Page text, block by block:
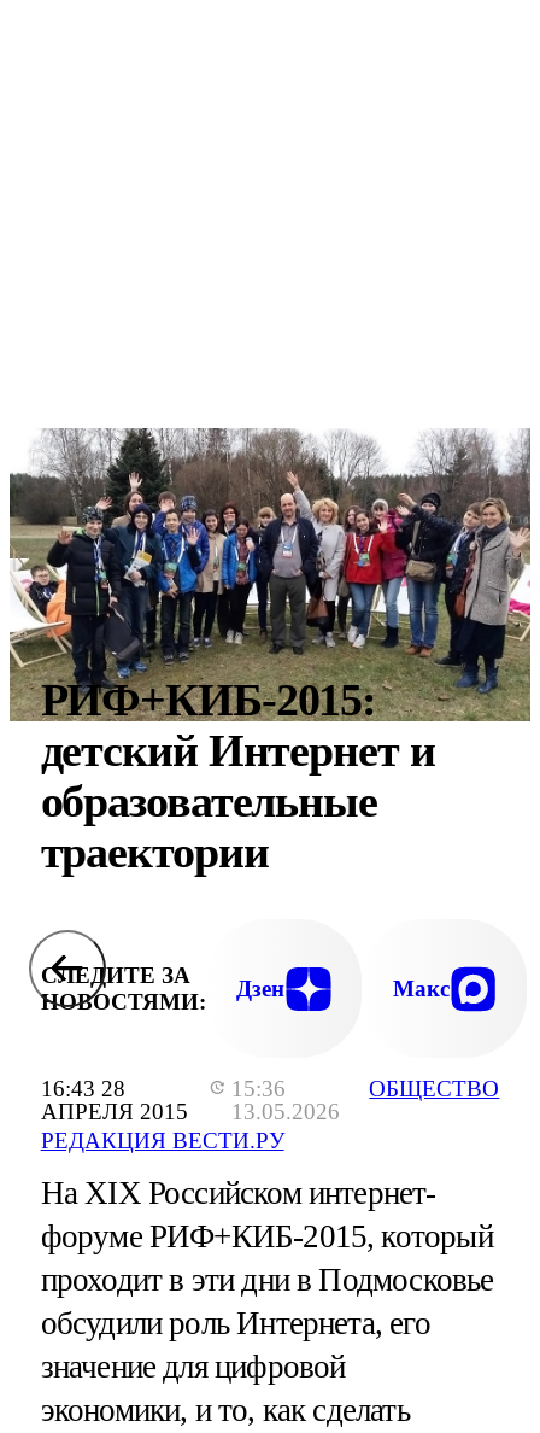
16:43 28
АПРЕЛЯ 2015
15:36
13.05.2026
РЕДАКЦИЯ ВЕСТИ.РУ
ОБЩЕСТВО
РИФ+КИБ-2015:
детский Интернет и
образовательные
траектории
СЛЕДИТЕ ЗА
НОВОСТЯМИ:
Дзен Макс
На XIX Российском интернет-
форуме РИФ+КИБ-2015, который
проходит в эти дни в Подмосковье
обсудили роль Интернета, его
значение для цифровой
экономики, и то, как сделать